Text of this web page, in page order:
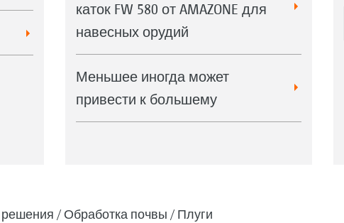
каток FW 580 от AMAZONE для
навесных орудий
Меньшее иногда может
привести к большему
Обработка почвы Плуги